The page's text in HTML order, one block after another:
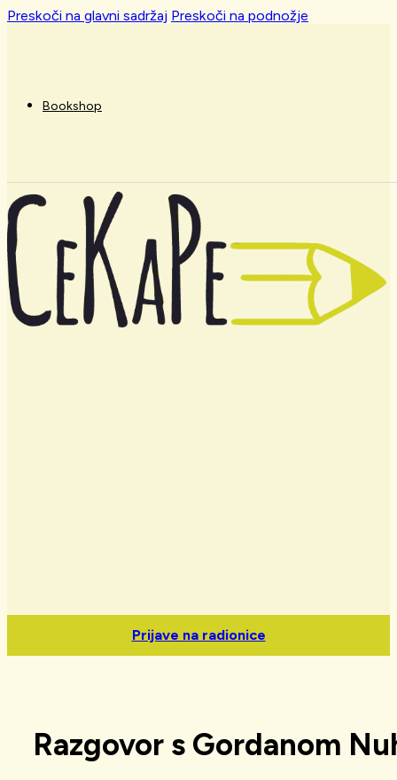
Preskoči na glavni sadržaj Preskoči na podnožje
Bookshop
Prijave na radionice
Razgovor s Gordanom